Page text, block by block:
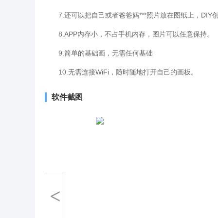
7.还可以把自己或者爸爸妈***照片放在图纸上，DIY创
8.APP内存小，不占手机内存，图片可以任意保持。
9.简单的基础画，无需任何基础
10.无需连接WiFi，随时随地打开自己的画板。
软件截图
<